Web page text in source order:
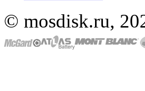
© mosdisk.ru,